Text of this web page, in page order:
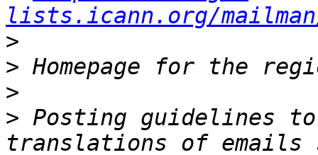
lists.icann.org/
>
> Homepage for the
>
> Posting guidelines to